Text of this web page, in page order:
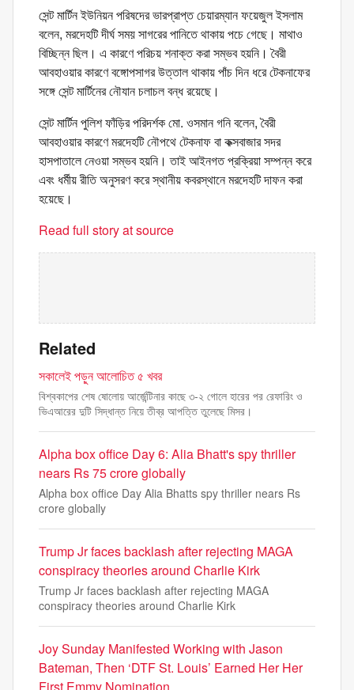
সেন্ট মার্টিন ইউনিয়ন পরিষদের ভারপ্রাপ্ত চেয়ারম্যান ফয়েজুল ইসলাম
বলেন, মরদেহটি দীর্ঘ সময় সাগরের পানিতে থাকায় পচে গেছে। মাথাও
বিচ্ছিন্ন ছিল। এ কারণে পরিচয় শনাক্ত করা সম্ভব হয়নি। বৈরী
আবহাওয়ার কারণে বঙ্গোপসাগর উত্তাল থাকায় পাঁচ দিন ধরে টেকনাফের
সঙ্গে সেন্ট মার্টিনের নৌযান চলাচল বন্ধ রয়েছে।
সেন্ট মার্টিন পুলিশ ফাঁড়ির পরিদর্শক মো. ওসমান গনি বলেন, বৈরী
আবহাওয়ার কারণে মরদেহটি নৌপথে টেকনাফ বা কক্সবাজার সদর
হাসপাতালে নেওয়া সম্ভব হয়নি। তাই আইনগত প্রক্রিয়া সম্পন্ন করে
এবং ধর্মীয় রীতি অনুসরণ করে স্থানীয় কবরস্থানে মরদেহটি দাফন করা
হয়েছে।
Read full story at source
Related
সকালেই পড়ুন আলোচিত ৫ খবর
বিশ্বকাপের শেষ ষোলোয় আর্জেন্টিনার কাছে ৩-২ গোলে হারের পর রেফারিং ও
ভিএআরের দুটি সিদ্ধান্ত নিয়ে তীব্র আপত্তি তুলেছে মিসর।
Alpha box office Day 6: Alia Bhatt's spy thriller
nears Rs 75 crore globally
Alpha box office Day Alia Bhatts spy thriller nears Rs
crore globally
Trump Jr faces backlash after rejecting MAGA
conspiracy theories around Charlie Kirk
Trump Jr faces backlash after rejecting MAGA
conspiracy theories around Charlie Kirk
Joy Sunday Manifested Working with Jason
Bateman, Then ‘DTF St. Louis’ Earned Her Her